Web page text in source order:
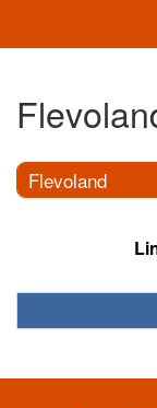
Flevoland